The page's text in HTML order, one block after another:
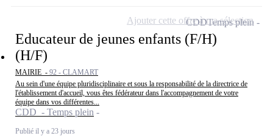
Educateur de jeunes enfants (F/H)
(H/F)
MAIRIE - 92 - CLAMART
Au sein d'une équipe pluridisciplinaire et sous la responsabilité de la directrice de
l'établissement d'accueil, vous êtes fédérateur dans l'accompagnement de votre
équipe dans vos différentes...
CDD - Temps plein
Publié il y a 23 jours
CDDTemps plein
Ajouter cette offre à ma sélection